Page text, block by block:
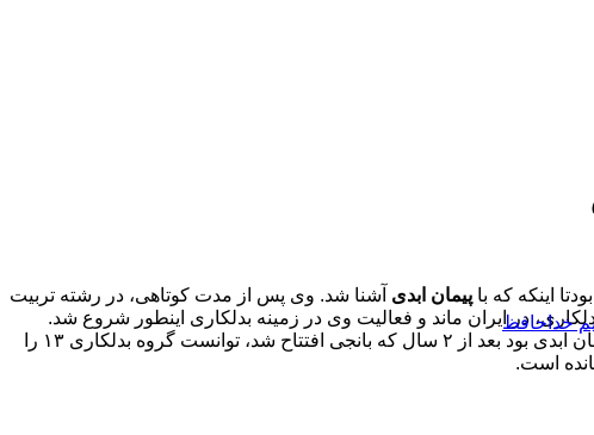
خداحافظ
پیمان ابدی آشنا شد. وی پس از مدت کوتاهی، در رشته تربیت
بدلکاری، در ایران ماند و فعالیت وی در زمینه بدلکاری اینطور شروع شد.
ارشا اقدسی اولین مربی بانجی ایران است وی که سرمربی باشگاه پیمان ابدی بود بعد از ۲ سال که بانجی افتتاح شد، توانست گروه بدلکاری ۱۳ را
است.